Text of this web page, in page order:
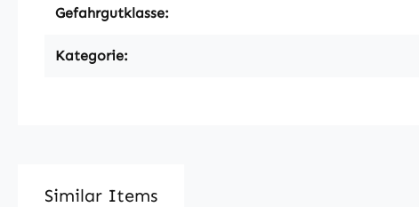
Gefahrgutklasse:
Kategorie:
Similar Items